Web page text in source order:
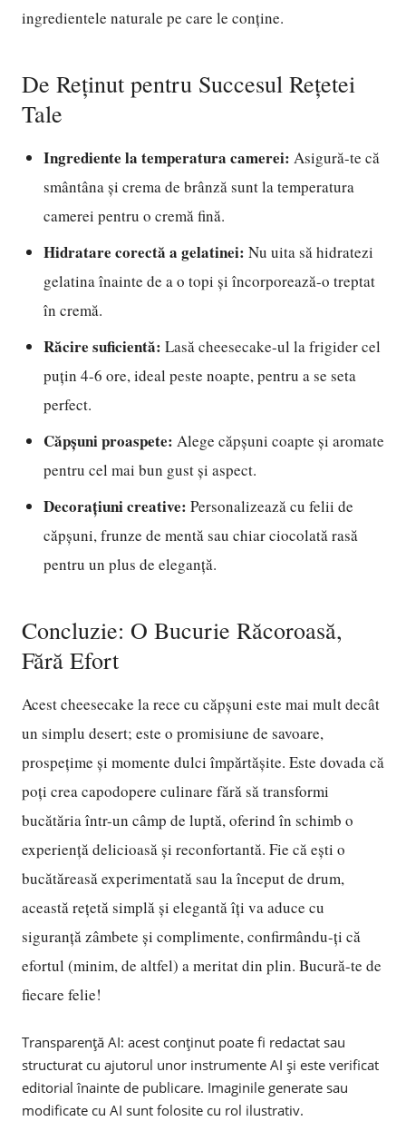
ingredientele naturale pe care le conține.
De Reținut pentru Succesul Rețetei
Tale
Ingrediente la temperatura camerei: Asigură-te că
smântâna și crema de brânză sunt la temperatura
camerei pentru o cremă fină.
Hidratare corectă a gelatinei: Nu uita să hidratezi
gelatina înainte de a o topi și încorporează-o treptat
în cremă.
Răcire suficientă: Lasă cheesecake-ul la frigider cel
puțin 4-6 ore, ideal peste noapte, pentru a se seta
perfect.
Căpșuni proaspete: Alege căpșuni coapte și aromate
pentru cel mai bun gust și aspect.
Decorațiuni creative: Personalizează cu felii de
căpșuni, frunze de mentă sau chiar ciocolată rasă
pentru un plus de eleganță.
Concluzie: O Bucurie Răcoroasă,
Fără Efort
Acest cheesecake la rece cu căpșuni este mai mult decât
un simplu desert; este o promisiune de savoare,
prospețime și momente dulci împărtășite. Este dovada că
poți crea capodopere culinare fără să transformi
bucătăria într-un câmp de luptă, oferind în schimb o
experiență delicioasă și reconfortantă. Fie că ești o
bucătăreasă experimentată sau la început de drum,
această rețetă simplă și elegantă îți va aduce cu
siguranță zâmbete și complimente, confirmându-ți că
efortul (minim, de altfel) a meritat din plin. Bucură-te de
fiecare felie!
Transparență AI: acest conținut poate fi redactat sau
structurat cu ajutorul unor instrumente AI și este verificat
editorial înainte de publicare. Imaginile generate sau
modificate cu AI sunt folosite cu rol ilustrativ.